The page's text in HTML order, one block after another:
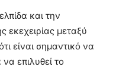
και την
εκεχειρίας μεταξύ
είναι σημαντικό να
επιλυθεί το